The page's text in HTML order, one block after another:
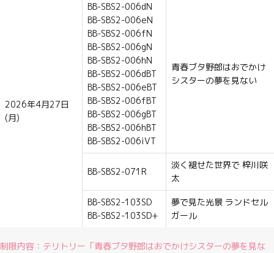
デッキ検索
大会・イベント
おすすめデッキ
取扱店舗一覧
動画
2026年4月27日
(月)
BB-SBS2-006dN
BB-SBS2-006eN
BB-SBS2-006fN
BB-SBS2-006gN
BB-SBS2-006hN
BB-SBS2-006dBT
BB-SBS2-006eBT
BB-SBS2-006fBT
BB-SBS2-006gBT
BB-SBS2-006hBT
BB-SBS2-006iVT
青春ブタ野郎はおでかけ
シスターの夢を見ない
BB-SBS2-071R
淡く褪せた世界で 梓川咲
太
BB-SBS2-103SD
BB-SBS2-103SD+
夢で見た光景 ランドセル
ガール
制限内容：テリトリー「青春ブタ野郎はおでかけシスターの夢を見な